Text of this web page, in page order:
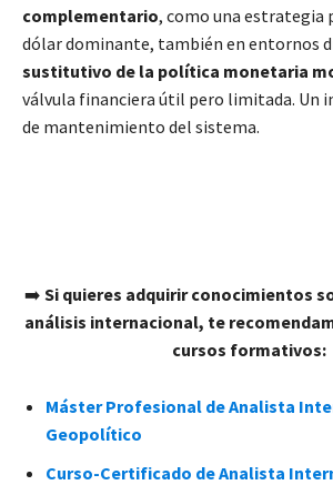
complementario, como una estrategia
dólar dominante, también en entornos
sustitutivo de la política monetaria
válvula financiera útil pero limitada. Un
de mantenimiento del sistema.
➡️ Si quieres adquirir conocimientos
análisis internacional, te
cursos formativos:
Máster Profesional de Analista
Geopolítico
Curso-Certificado de Analista